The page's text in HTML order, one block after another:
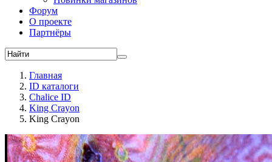
Форум
О проекте
Партнёры
Главная
ID каталоги
Chalice ID
King Crayon
King Crayon